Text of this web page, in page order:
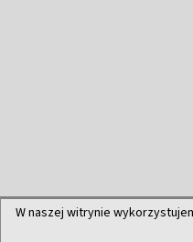
W naszej witrynie